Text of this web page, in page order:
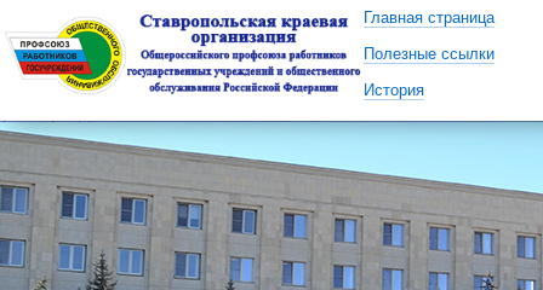
Главная страница
Полезные ссылки
История